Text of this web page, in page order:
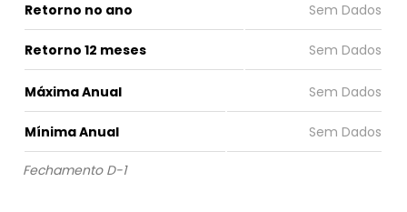
Retorno no ano
Retorno 12 meses
Máxima Anual
Mínima Anual
Fechamento D-1